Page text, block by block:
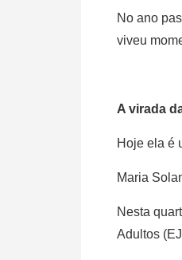
No ano
viveu
A virada
Hoje ela é
Maria
Nesta
Adultos